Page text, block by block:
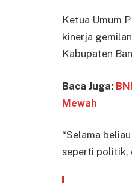
Ketua Umum
kinerja
Kabupaten
Baca Juga:
Mewah
“Selama
seperti politik,